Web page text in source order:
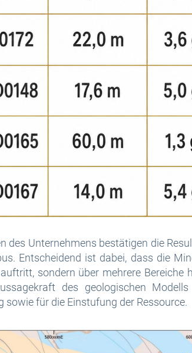
des Unternehmens bestätigen die
Entscheidend ist dabei, dass die
sondern über mehrere Bereiche
des geologischen
sowie für die Einstufung der Ressource.